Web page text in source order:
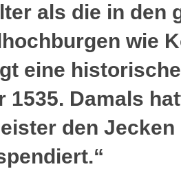
als die in den
wie
eine
1535. Damals
den Jecken